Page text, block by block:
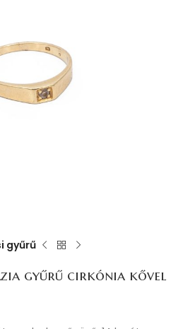
gyűrű
gyűrű cirkónia kővel